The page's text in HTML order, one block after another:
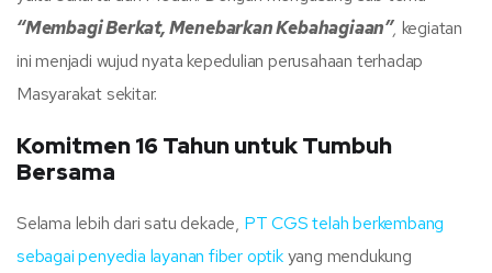
“Membagi Berkat, Menebarkan Kebahagiaan”, kegiatan
ini menjadi wujud nyata kepedulian perusahaan terhadap
Masyarakat sekitar.
Komitmen 16 Tahun untuk Tumbuh
Bersama
Selama lebih dari satu dekade, PT CGS telah berkembang
sebagai penyedia layanan fiber optikyang mendukung